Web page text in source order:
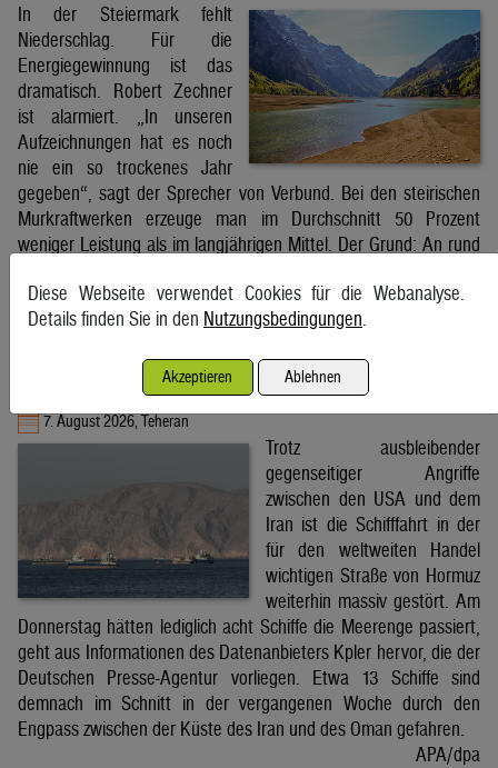
In der Steiermark fehlt
Niederschlag. Für die
Energiegewinnung ist das
dramatisch. Robert Zechner
ist alarmiert. „In unseren
Aufzeichnungen hat es noch
nie ein so trockenes Jahr
gegeben“, sagt der Sprecher von Verbund. Bei den steirischen
Murkraftwerken erzeuge man im Durchschnitt 50 Prozent
weniger Leistung als im langjährigen Mittel. Der Grund: An rund
Kleine Zeitung
Schifffahrt in Straße von Hormuz weiterhin massiv
7. August 2026, Teheran
Trotz ausbleibender
gegenseitiger Angriffe
zwischen den USA und dem
Iran ist die Schifffahrt in der
für den weltweiten Handel
wichtigen Straße von Hormuz
weiterhin massiv gestört. Am
Donnerstag hätten lediglich acht Schiffe die Meerenge passiert,
geht aus Informationen des Datenanbieters Kpler hervor, die der
Deutschen Presse-Agentur vorliegen. Etwa 13 Schiffe sind
demnach im Schnitt in der vergangenen Woche durch den
Engpass zwischen der Küste des Iran und des Oman gefahren.
APA/dpa
Diese Webseite verwendet Cookies für die Webanalyse.
Details finden Sie in den Nutzungsbedingungen.
Akzeptieren Ablehnen